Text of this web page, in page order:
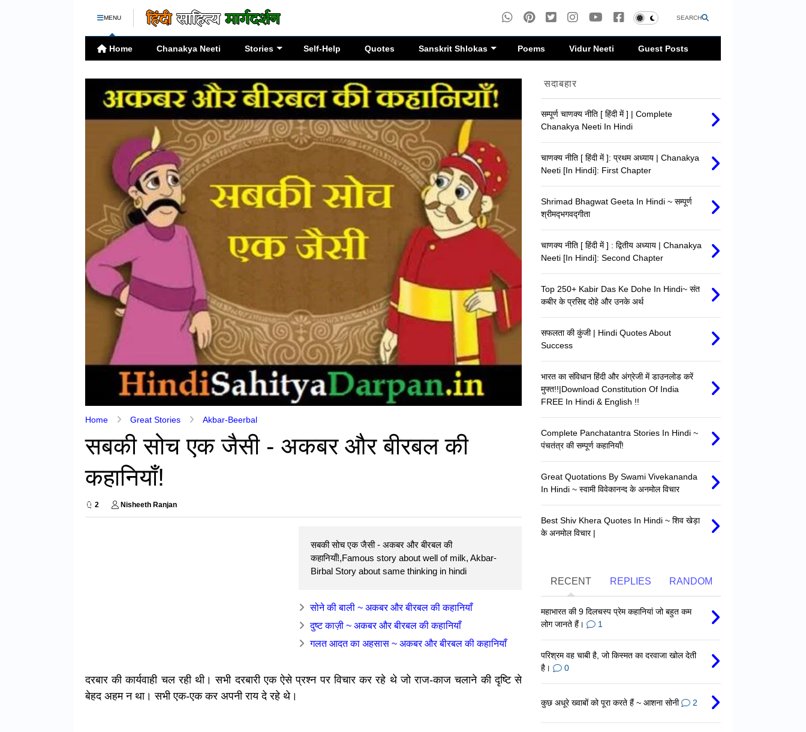
MENU SEARCH
Home Chanakya Neeti Stories Self-Help Quotes Sanskrit Shlokas Poems Vidur Neeti Guest Posts
Home Great Stories Akbar-Beerbal
सबकी सोच एक जैसी - अकबर और बीरबल की
कहानियाँ!
2 Nisheeth Ranjan
सबकी सोच एक जैसी - अकबर और बीरबल की
कहानियाँ!,Famous story about well of milk, Akbar-
Birbal Story about same thinking in hindi
सोने की बाली ~ अकबर और बीरबल की कहानियाँ
दुष्ट काज़ी ~ अकबर और बीरबल की कहानियाँ
गलत आदत का अहसास ~ अकबर और बीरबल की कहानियाँ
दरबार की कार्यवाही चल रही थी। सभी दरबारी एक ऐसे प्रश्न पर विचार कर रहे थे जो राज-काज चलाने की दृष्टि से
बेहद अहम न था। सभी एक-एक कर अपनी राय दे रहे थे।
सदाबहार
सम्पूर्ण चाणक्य नीति [ हिंदी में ] | Complete
Chanakya Neeti In Hindi
चाणक्य नीति [ हिंदी में ]: प्रथम अध्याय | Chanakya
Neeti [In Hindi]: First Chapter
Shrimad Bhagwat Geeta In Hindi ~ सम्पूर्ण
श्रीमद्‍भगवद्‍गीता
चाणक्य नीति [ हिंदी में ] : द्वितीय अध्याय | Chanakya
Neeti [In Hindi]: Second Chapter
Top 250+ Kabir Das Ke Dohe In Hindi~ संत
कबीर के प्रसिद्द दोहे और उनके अर्थ
सफलता की कुंजी | Hindi Quotes About
Success
भारत का संविधान हिंदी और अंग्रेजी में डाउनलोड करें
मुफ्त!!|Download Constitution Of India
FREE In Hindi & English !!
Complete Panchatantra Stories In Hindi ~
पंचतंत्र की सम्पूर्ण कहानियाँ!
Great Quotations By Swami Vivekananda
In Hindi ~ स्वामी विवेकानन्द के अनमोल विचार
Best Shiv Khera Quotes In Hindi ~ शिव खेड़ा
के अनमोल विचार |
RECENT REPLIES RANDOM
महाभारत की 9 दिलचस्प प्रेम कहानियां जो बहुत कम
लोग जानते हैं।
1
परिश्रम वह चाबी है, जो किस्मत का दरवाजा खोल देती
है।
0
कुछ अधूरे ख्वाबों को पूरा करते हैं ~ आशना सोनी 2